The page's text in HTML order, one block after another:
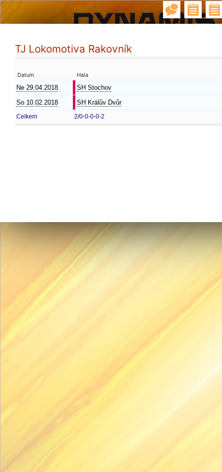
TJ Lokomotiva Rakovník
Datum Hala
Ne 29.04.2018
SH Stochov
So 10.02.2018
SH Králův Dvůr
Celkem 2/0-0-0-0-2